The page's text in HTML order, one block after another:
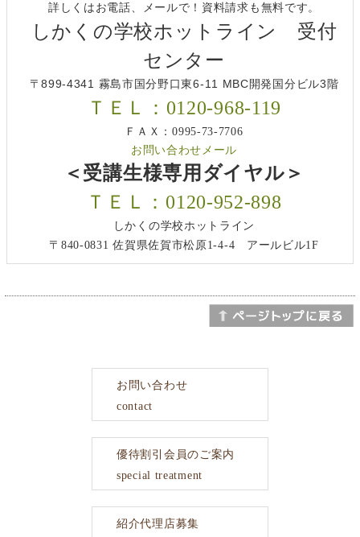
詳しくはお電話、メールで！資料請求も無料です。
しかくの学校ホットライン 受付
センター
〒899-4341 霧島市国分野口東6-11 MBC開発国分ビル3階
ＴＥＬ：0120-968-119
ＦＡＸ：0995-73-7706
お問い合わせメール
＜受講生様専用ダイヤル＞
ＴＥＬ：0120-952-898
しかくの学校ホットライン
〒840-0831 佐賀県佐賀市松原1-4-4 アールビル1F
お問い合わせ
contact
優待割引会員のご案内
special treatment
紹介代理店募集